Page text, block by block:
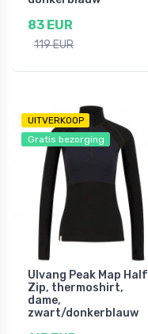
83 EUR
119 EUR
UITVERKOOP
Gratis bezorging
Ulvang Peak Map Half
Zip, thermoshirt,
dame,
zwart/donkerblauw